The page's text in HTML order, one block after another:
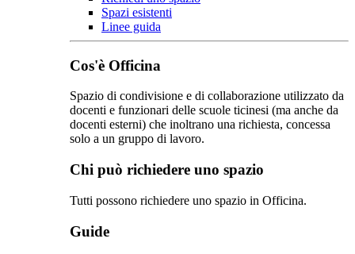
Spazi esistenti
Linee guida
Cos'è Officina
Spazio di condivisione e di collaborazione utilizzato da
docenti e funzionari delle scuole ticinesi (ma anche da
docenti esterni) che inoltrano una richiesta, concessa
solo a un gruppo di lavoro.​
Chi può richiedere uno spazio
Tutti possono richiedere uno spazio in Officina.
Guide